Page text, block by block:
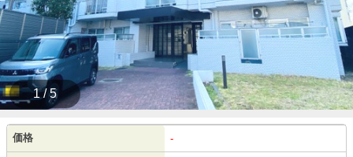
1 / 5
価格 -